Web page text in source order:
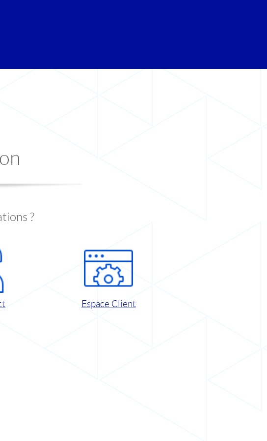
?
Espace Client